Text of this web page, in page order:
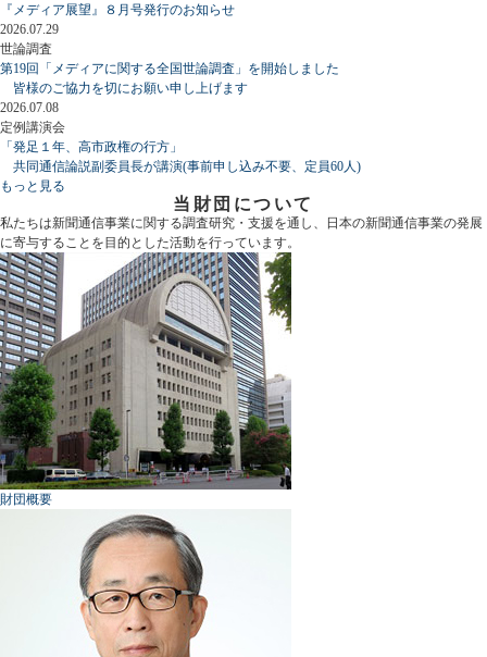
『メディア展望』８月号発行のお知らせ
2026.07.29
世論調査
第19回「メディアに関する全国世論調査」を開始しました
皆様のご協力を切にお願い申し上げます
2026.07.08
定例講演会
「発足１年、高市政権の行方」
共同通信論説副委員長が講演(事前申し込み不要、定員60人)
もっと見る
当財団について
私たちは新聞通信事業に関する調査研究・支援を通し、日本の新聞通信事業の発展
に寄与することを目的とした活動を行っています。
財団概要